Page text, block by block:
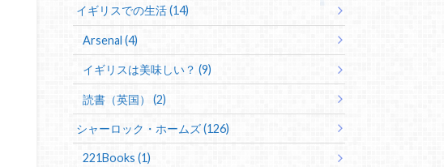
イギリスでの生活 (14)
Arsenal (4)
イギリスは美味しい？ (9)
読書（英国） (2)
シャーロック・ホームズ (126)
221Books (1)